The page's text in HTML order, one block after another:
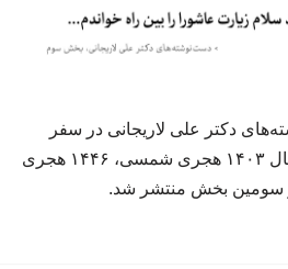
دکتر علی لاریجانی در سفر
اربعین سال ۱۴۰۳ هجری شمسی، ۱۴۴۶ هجری
سومین بخش منتشر شد.